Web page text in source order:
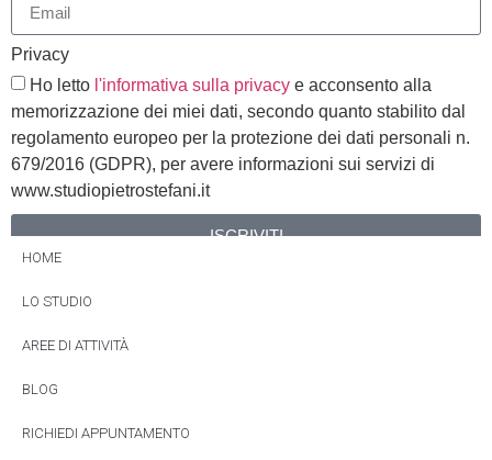
Privacy
Ho letto l'informativa sulla privacy e acconsento alla
memorizzazione dei miei dati, secondo quanto stabilito dal
regolamento europeo per la protezione dei dati personali n.
679/2016 (GDPR), per avere informazioni sui servizi di
www.studiopietrostefani.it
ISCRIVITI
HOME
LO STUDIO
AREE DI ATTIVITÀ
BLOG
RICHIEDI APPUNTAMENTO